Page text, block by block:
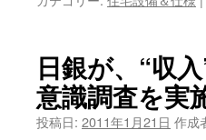
日銀が、“収
意識調査を実
投稿日: 2011年1月21日 作成